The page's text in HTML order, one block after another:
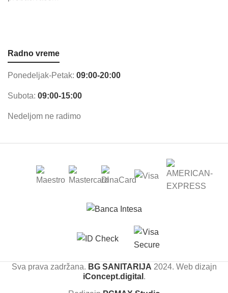
Radno vreme
Ponedeljak-Petak: 09:00-20:00
Subota: 09:00-15:00
Nedeljom ne radimo
Sva prava zadržana. BG SANITARIJA 2024. Web dizajn
iConcept.digital .